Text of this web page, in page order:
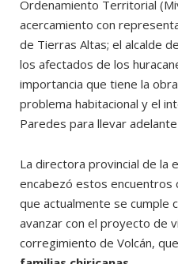
Ordenamiento Territorial
acercamiento con
de Tierras Altas; el alcalde
los afectados de los
importancia que tiene la
problema habitacional y el
Paredes para llevar
La directora provincial de la
encabezó estos encuentros
que actualmente se cumple
avanzar con el proyecto de
corregimiento de Volcán, que